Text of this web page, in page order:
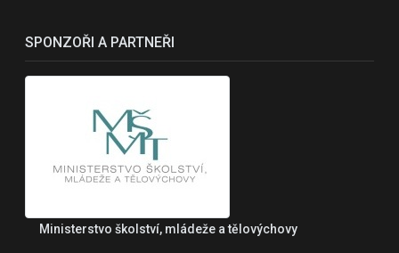
SPONZOŘI A PARTNEŘI
Ministerstvo školství, mládeže a tělovýchovy